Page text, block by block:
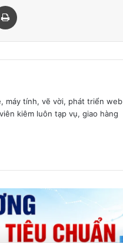
Email
máy tính, vẽ vời, phát triển web
kiêm luôn tạp vụ, giao hàng